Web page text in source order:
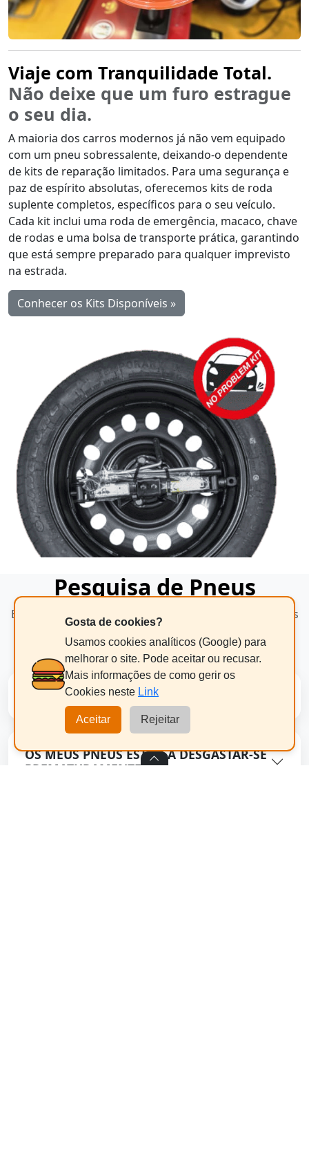
Viaje com Tranquilidade Total.
Não deixe que um furo estrague
o seu dia.
A maioria dos carros modernos já não vem equipado
com um pneu sobressalente, deixando-o dependente
de kits de reparação limitados. Para uma segurança e
paz de espírito absolutas, oferecemos kits de roda
suplente completos, específicos para o seu veículo.
Cada kit inclui uma roda de emergência, macaco, chave
de rodas e uma bolsa de transporte prática, garantindo
que está sempre preparado para qualquer imprevisto
na estrada.
Conhecer os Kits Disponíveis »
Pesquisa de Pneus
Encontre os melhores pneus para o seu veículo com as
principais marcas do mercado.
PESQUISA DE PNEUS POR MARCA
OS MEUS PNEUS ESTÃO A DESGASTAR-SE
PREMATURAMENTE?
Gosta de cookies?
Usamos cookies analíticos (Google) para
melhorar o site. Pode aceitar ou recusar.
Mais informações de como gerir os
Cookies neste Link
Aceitar Rejeitar